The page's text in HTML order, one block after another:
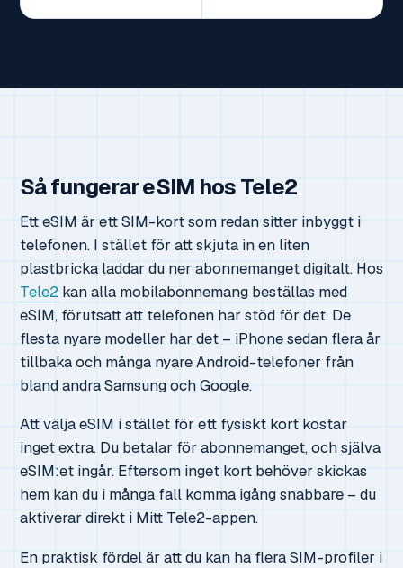
Så fungerar eSIM hos Tele2
Ett eSIM är ett SIM-kort som redan sitter inbyggt i
telefonen. I stället för att skjuta in en liten
plastbricka laddar du ner abonnemanget digitalt. Hos
Tele2 kan alla mobilabonnemang beställas med
eSIM, förutsatt att telefonen har stöd för det. De
flesta nyare modeller har det – iPhone sedan flera år
tillbaka och många nyare Android-telefoner från
bland andra Samsung och Google.
Att välja eSIM i stället för ett fysiskt kort kostar
inget extra. Du betalar för abonnemanget, och själva
eSIM:et ingår. Eftersom inget kort behöver skickas
hem kan du i många fall komma igång snabbare – du
aktiverar direkt i Mitt Tele2-appen.
En praktisk fördel är att du kan ha flera SIM-profiler i